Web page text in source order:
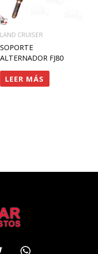
LAND CRUISER
SOPORTE
ALTERNADOR FJ80
LEER MÁS
Whatsapp